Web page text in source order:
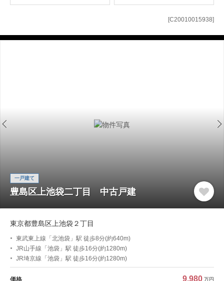
[C20010015938]
一戸建て
豊島区上池袋二丁目 中古戸建
東京都豊島区上池袋２丁目
東武東上線「北池袋」駅 徒歩8分(約640m)
JR山手線「池袋」駅 徒歩16分(約1280m)
JR埼京線「池袋」駅 徒歩16分(約1280m)
価格 9,980 万円